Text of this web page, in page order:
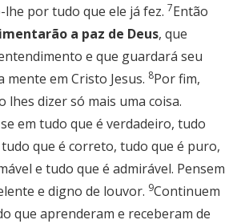
lhe por tudo que ele já fez. 7Então
a paz de Deus, que
e que guardará seu
mente em Cristo Jesus. 8Por fim,
lhes dizer só mais uma coisa.
em tudo que é verdadeiro, tudo
que é correto, tudo que é puro,
e tudo que é admirável. Pensem
e digno de louvor. 9Continuem
que aprenderam e receberam de